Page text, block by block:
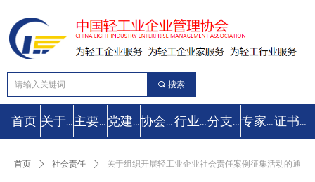
首页 关于协会 主要工作 党建工作 协会动态 行业要闻 分支机构 专家库 证书查询
끠 搜索
首页 ꄲ 社会责任 ꄲ 关于组织开展轻工业企业社会责任案例征集活动的通